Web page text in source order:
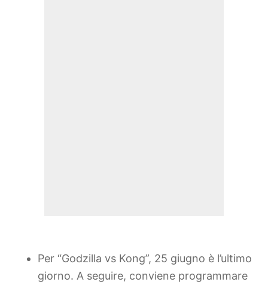
Per “Godzilla vs Kong”, 25 giugno è l’ultimo
giorno. A seguire, conviene programmare